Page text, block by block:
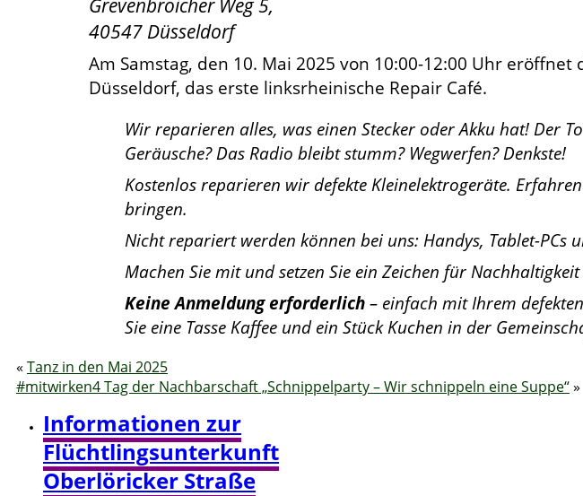
40547 Düsseldorf
Am Samstag, den 10. Mai 2025 von 10:00-12:00 Uhr eröffnet
Düsseldorf, das erste linksrheinische Repair Café.
Wir reparieren alles, was einen Stecker oder Akku hat! Der
Geräusche? Das Radio bleibt stumm? Wegwerfen? Denkste!
Kostenlos reparieren wir defekte Kleinelektrogeräte.
bringen.
Nicht repariert werden können bei uns: Handys, Tablet-PCs
Machen Sie mit und setzen Sie ein Zeichen für
Keine Anmeldung erforderlich– einfach mit Ihrem
Sie eine Tasse Kaffee und ein Stück Kuchen in der
« Tanz in den Mai 2025
#mitwirken4 Tag der Nachbarschaft „Schnippelparty – Wir schnippeln eine Suppe“»
Informationen zur
Flüchtlingsunterkunft
Oberlöricker Straße